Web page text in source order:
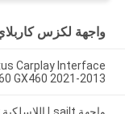
واجهة لكزس
2013-2021 GX 460 GX460